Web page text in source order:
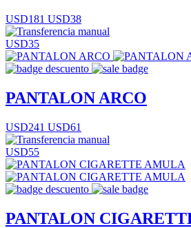
USD181 USD38
USD35
PANTALON ARCO
USD241 USD61
USD55
PANTALON